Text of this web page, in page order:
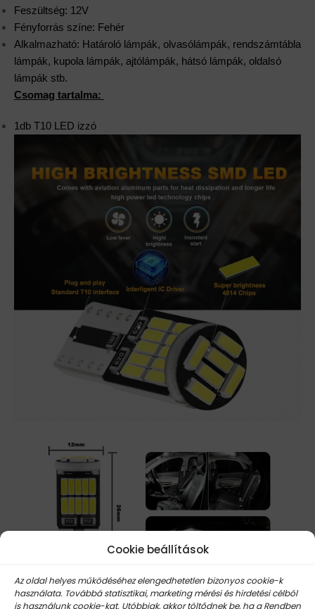
Cookie beállítások
Az oldal helyes működéséhez elengedhetetlen bizonyos cookie-k
használata. Továbbá statisztikai, marketing mérési és hirdetési célból
is használunk cookie-kat. Utóbbiak, akkor töltődnek be, ha a Rendben
Feszültség: 12V
Fényforrás színe: Fehér
Alkalmazható: Határoló lámpák, olvasólámpák, rendszámtábla
lámpák, kupola lámpák, ajtólámpák, hátsó lámpák, oldalsó
lámpák stb.
Csomag tartalma:
1db T10 LED izzó